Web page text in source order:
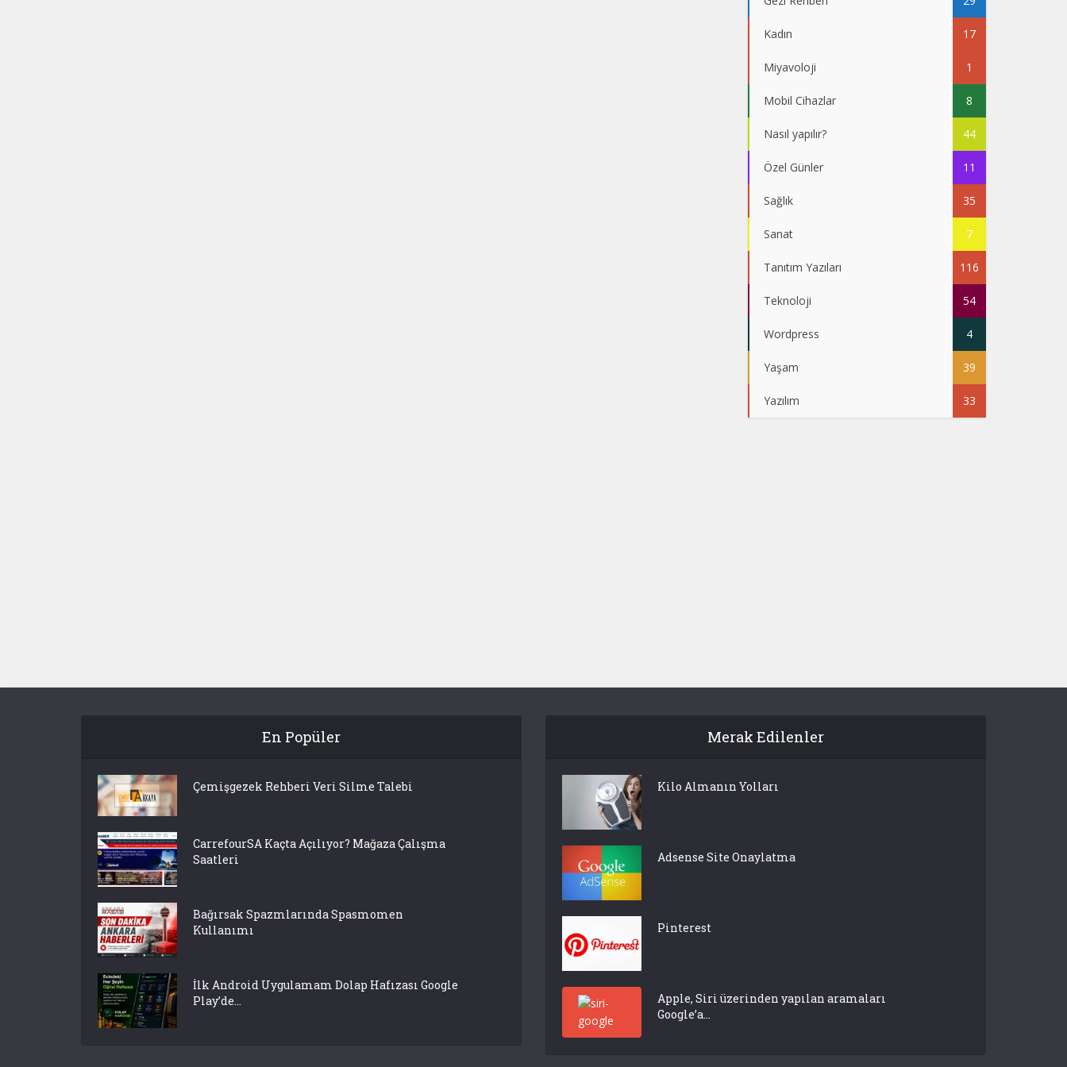
Kadın 17
Miyavoloji 1
Mobil Cihazlar 8
Nasıl yapılır? 44
Özel Günler 11
Sağlık 35
Sanat 7
Tanıtım Yazıları 116
Teknoloji 54
Wordpress 4
Yaşam 39
Yazılım 33
En Popüler
Çemişgezek Rehberi Veri Silme Talebi
CarrefourSA Kaçta Açılıyor? Mağaza Çalışma
Saatleri
Bağırsak Spazmlarında Spasmomen
Kullanımı
İlk Android Uygulamam Dolap Hafızası Google
Play’de...
Merak Edilenler
Kilo Almanın Yolları
Adsense Site Onaylatma
Pinterest
Apple, Siri üzerinden yapılan aramaları
Google’a...